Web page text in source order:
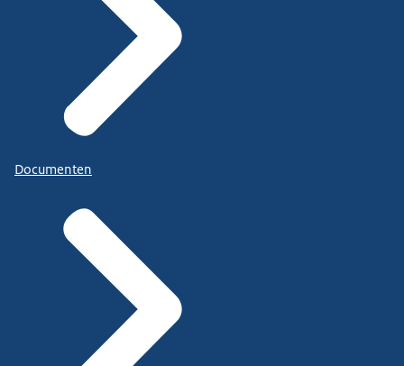
Documenten